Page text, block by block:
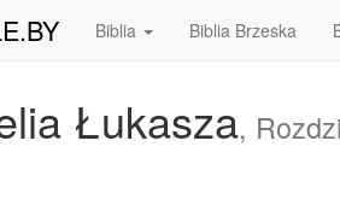
Biblia Biblia Brzeska
Łukasza,